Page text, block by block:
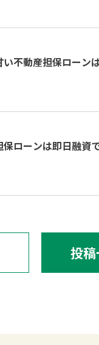
い不動産担保ローン
保ローンは即日融資
投